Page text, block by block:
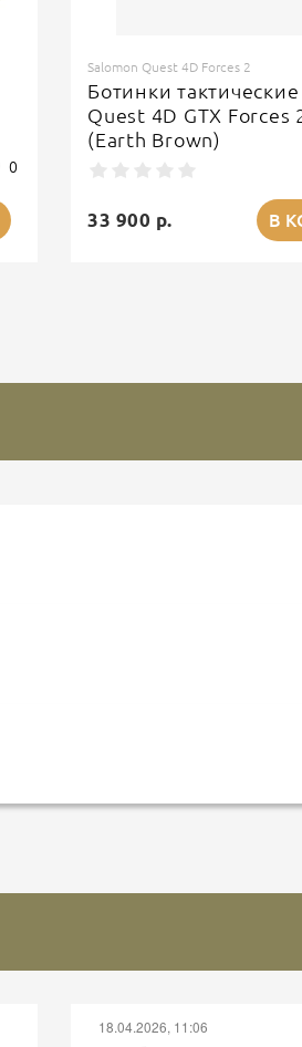
0
Salomon Quest 4D Forces 2
Ботинки
Quest 4D GTX Forces
(Earth Brown)
33 900 р. В
18.04.2026, 11:06